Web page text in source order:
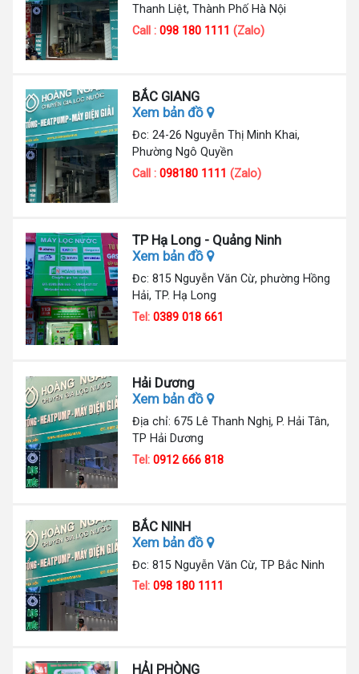
Thanh Liệt, Thành Phố Hà Nội
Call :098 180 1111 (Zalo)
BẮC GIANG
Xem bản đồ
Đc: 24-26 Nguyễn Thị Minh Khai,
Phường Ngô Quyền
Call :098180 1111 (Zalo)
TP Hạ Long - Quảng Ninh
Xem bản đồ
Đc: 815 Nguyễn Văn Cừ, phường Hồng
Hải, TP. Hạ Long
Tel:0389 018 661
Hải Dương
Xem bản đồ
Địa chỉ: 675 Lê Thanh Nghị, P. Hải Tân,
TP Hải Dương
Tel:0912 666 818
BẮC NINH
Xem bản đồ
Đc: 815 Nguyễn Văn Cừ, TP Bắc Ninh
Tel:098 180 1111
HẢI PHÒNG